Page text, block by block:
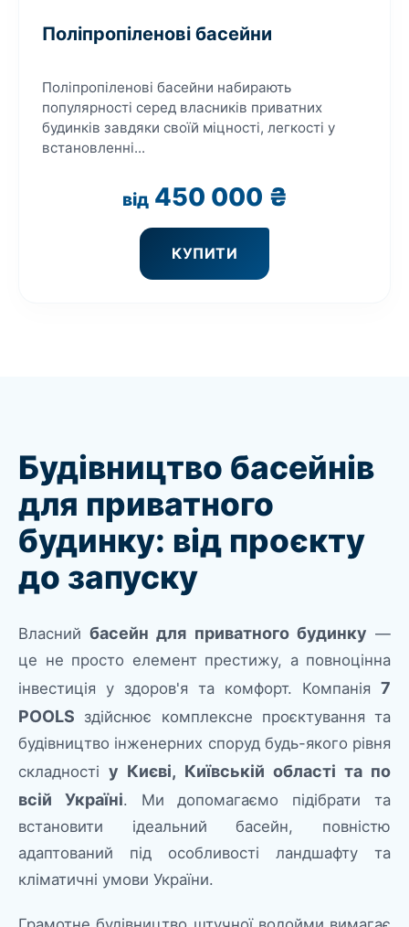
Поліпропіленові басейни
Поліпропіленові басейни набирають
популярності серед власників приватних
будинків завдяки своїй міцності, легкості у
встановленні...
від 450 000 ₴
КУПИТИ
Будівництво басейнів
для приватного
будинку: від проєкту
до запуску
Власнийбасейн для приватного будинку —
це не просто елемент престижу, а повноцінна
інвестиція у здоров'я та комфорт. Компанія 7
POOLS здійснює комплексне проєктування та
будівництво інженерних споруд будь-якого рівня
складностіу Києві, Київській області та по
всій Україні. Ми допомагаємо підібрати та
встановити ідеальний басейн, повністю
адаптований під особливості ландшафту та
кліматичні умови України.